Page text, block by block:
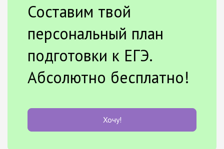
Составим твой
персональный план
подготовки к ЕГЭ.
Абсолютно бесплатно!
Хочу!